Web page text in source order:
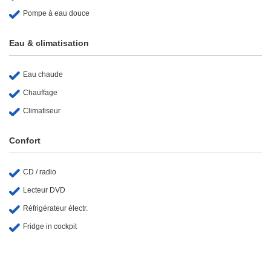
Pompe à eau douce
Eau & climatisation
Eau chaude
Chauffage
Climatiseur
Confort
CD / radio
Lecteur DVD
Réfrigérateur électr.
Fridge in cockpit